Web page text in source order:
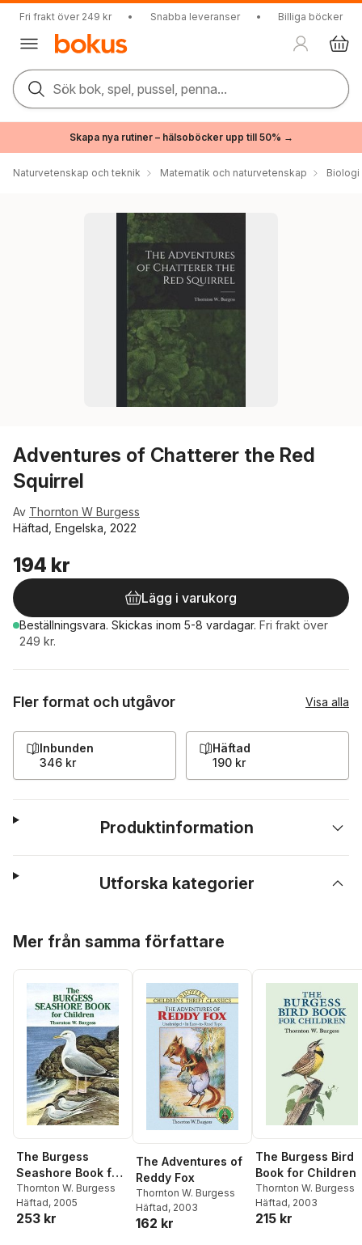
Fri frakt över 249 kr • Snabba leveranser • Billiga böcker
Sök bok, spel, pussel, penna...
Skapa nya rutiner – hälsoböcker upp till 50% →
Naturvetenskap och teknik Matematik och naturvetenskap Biologi
Adventures of Chatterer the Red
Squirrel
Av Thornton W Burgess
Häftad, Engelska, 2022
194 kr
Lägg i varukorg
Beställningsvara. Skickas inom 5-8 vardagar. Fri frakt över
249 kr.
Fler format och utgåvor Visa alla
Inbunden
346 kr
Häftad
190 kr
Produktinformation
Utforska kategorier
Mer från samma författare
The Burgess
Seashore Book for
Children
Thornton W. Burgess
Häftad, 2005
253 kr
The Adventures of
Reddy Fox
Thornton W. Burgess
Häftad, 2003
162 kr
The Burgess Bird
Book for Children
Thornton W. Burgess
Häftad, 2003
215 kr